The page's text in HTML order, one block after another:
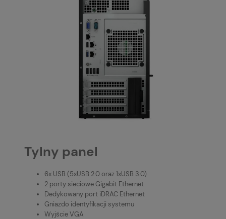
Tylny panel
6x USB (5xUSB 2.0 oraz 1xUSB 3.0)
2 porty sieciowe Gigabit Ethernet
Dedykowany port iDRAC Ethernet
Gniazdo identyfikacji systemu
Wyjście VGA